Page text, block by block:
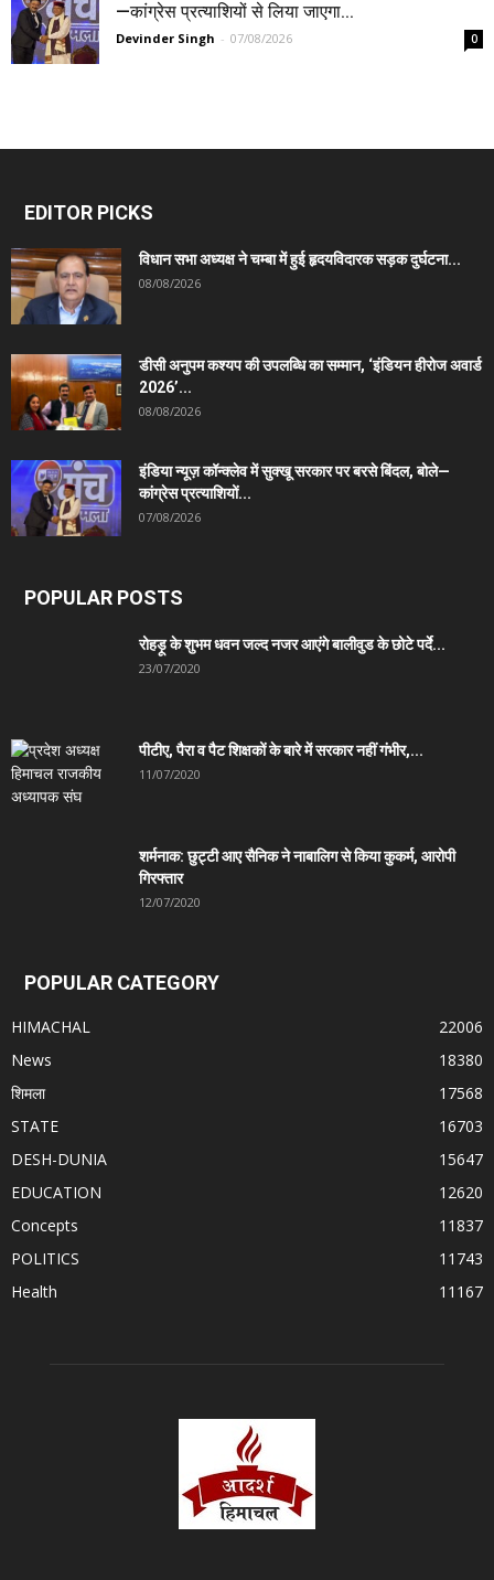
—कांग्रेस प्रत्याशियों से लिया जाएगा...
Devinder Singh - 07/08/2026 0
EDITOR PICKS
विधान सभा अध्यक्ष ने चम्बा में हुई हृदयविदारक सड़क दुर्घटना...
08/08/2026
डीसी अनुपम कश्यप की उपलब्धि का सम्मान, ‘इंडियन हीरोज अवार्ड
2026’...
08/08/2026
इंडिया न्यूज़ कॉन्क्लेव में सुक्खू सरकार पर बरसे बिंदल, बोले—
कांग्रेस प्रत्याशियों...
07/08/2026
POPULAR POSTS
रोहड़ू के शुभम धवन जल्द नजर आएंगे बालीवुड के छोटे पर्दे...
23/07/2020
पीटीए, पैरा व पैट शिक्षकों के बारे में सरकार नहीं गंभीर,...
11/07/2020
शर्मनाक: छुट्टी आए सैनिक ने नाबालिग से किया कुकर्म, आरोपी
गिरफ्तार
12/07/2020
POPULAR CATEGORY
HIMACHAL
22006
News
18380
शिमला
17568
STATE
16703
DESH-DUNIA
15647
EDUCATION
12620
Concepts
11837
POLITICS
11743
Health
11167